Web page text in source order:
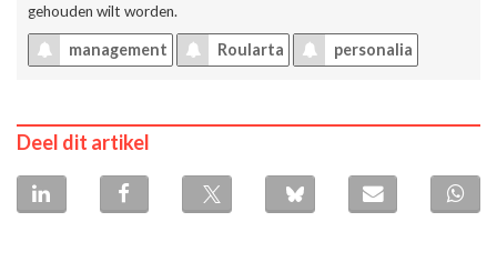
gehouden wilt worden.
management Roularta personalia
Deel dit artikel